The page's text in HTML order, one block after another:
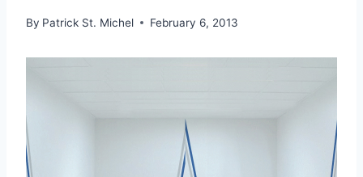
By Patrick St. Michel February 6, 2013